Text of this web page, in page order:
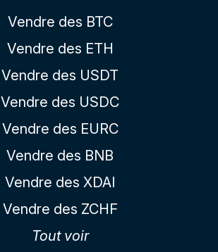
Vendre des BTC
Vendre des ETH
Vendre des USDT
Vendre des USDC
Vendre des EURC
Vendre des BNB
Vendre des XDAI
Vendre des ZCHF
Tout voir